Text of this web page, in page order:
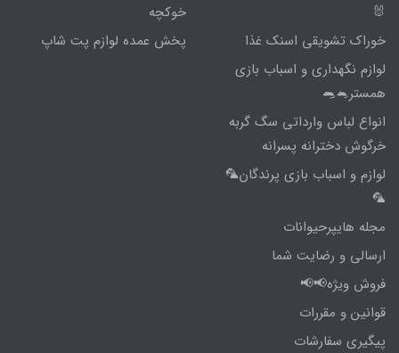
🐰
خوراک تشویقی اسنک غذا
لوازم نگهداری و اسباب بازی
همستر🐁🐀
انواع لباس وارداتی سگ گربه
خرگوش دخترانه پسرانه
لوازم و اسباب بازی پرندگان🦜
🦜
مجله هایپرحیوانات
ارسالی و رضایت شما
فروش ویژه📢📢
قوانین و مقررات
پیگیری سفارشات
خوکچه
پخش عمده لوازم پت شاپ